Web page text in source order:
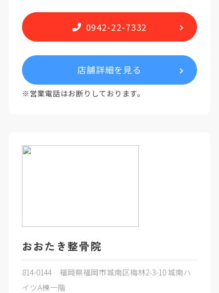
0942-22-7332
店舗詳細を見る
※営業電話はお断りしております。
おおたき整骨院
814-0144 福岡県福岡市城南区梅林2-3-10 城南ハ
イツA棟一階